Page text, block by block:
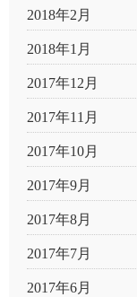
2018年2月
2018年1月
2017年12月
2017年11月
2017年10月
2017年9月
2017年8月
2017年7月
2017年6月